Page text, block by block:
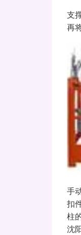
支
再
手
扣
柱
沈